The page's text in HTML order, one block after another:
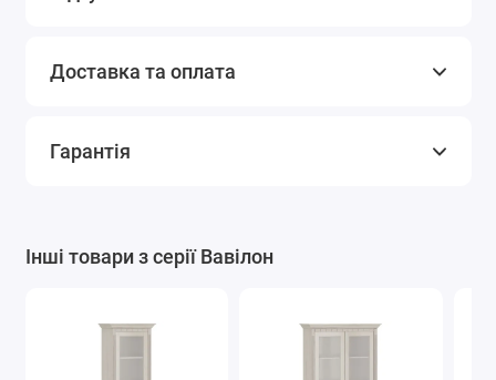
Доставка та оплата
Гарантія
Інші товари з серії Вавілон